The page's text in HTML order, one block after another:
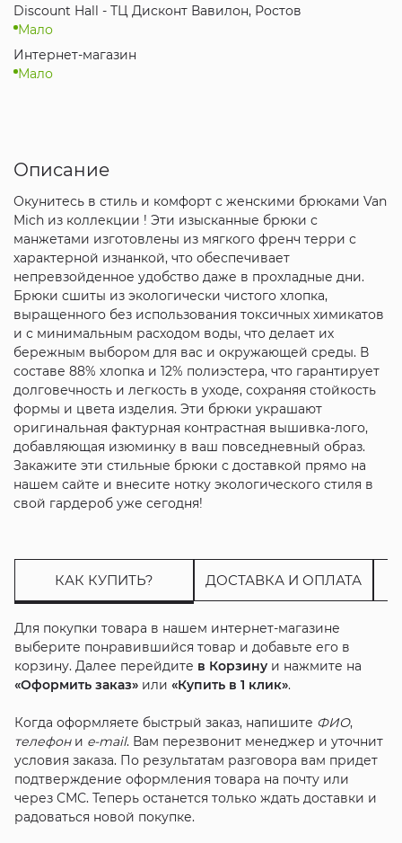
Discount Hall - ТЦ Дисконт Вавилон, Ростов
Мало
Интернет-магазин
Мало
Описание
Окунитесь в стиль и комфорт с женскими брюками Van
Mich из коллекции ! Эти изысканные брюки с
манжетами изготовлены из мягкого френч терри с
характерной изнанкой, что обеспечивает
непревзойденное удобство даже в прохладные дни.
Брюки сшиты из экологически чистого хлопка,
выращенного без использования токсичных химикатов
и с минимальным расходом воды, что делает их
бережным выбором для вас и окружающей среды. В
составе 88% хлопка и 12% полиэстера, что гарантирует
долговечность и легкость в уходе, сохраняя стойкость
формы и цвета изделия. Эти брюки украшают
оригинальная фактурная контрастная вышивка-лого,
добавляющая изюминку в ваш повседневный образ.
Закажите эти стильные брюки с доставкой прямо на
нашем сайте и внесите нотку экологического стиля в
свой гардероб уже сегодня!
КАК КУПИТЬ? ДОСТАВКА И ОПЛАТА
Для покупки товара в нашем интернет-магазине
выберите понравившийся товар и добавьте его в
корзину. Далее перейдите в Корзинуи нажмите на
«Оформить заказ»или «Купить в 1 клик».
Когда оформляете быстрый заказ, напишите ФИО,
телефони e-mail. Вам перезвонит менеджер и уточнит
условия заказа. По результатам разговора вам придет
подтверждение оформления товара на почту или
через СМС. Теперь останется только ждать доставки и
радоваться новой покупке.